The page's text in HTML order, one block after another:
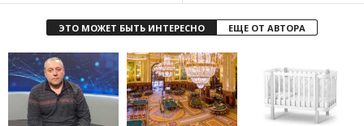
ЭТО МОЖЕТ БЫТЬ ИНТЕРЕСНО ЕЩЕ ОТ АВТОРА